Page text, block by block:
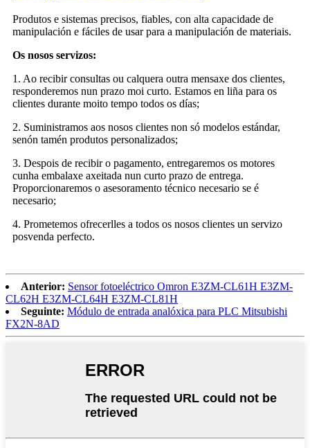
Produtos e sistemas precisos, fiables, con alta capacidade de
manipulación e fáciles de usar para a manipulación de materiais.
Os nosos servizos:
1. Ao recibir consultas ou calquera outra mensaxe dos clientes,
responderemos nun prazo moi curto. Estamos en liña para os
clientes durante moito tempo todos os días;
2. Suministramos aos nosos clientes non só modelos estándar,
senón tamén produtos personalizados;
3. Despois de recibir o pagamento, entregaremos os motores
cunha embalaxe axeitada nun curto prazo de entrega.
Proporcionaremos o asesoramento técnico necesario se é
necesario;
4. Prometemos ofrecerlles a todos os nosos clientes un servizo
posvenda perfecto.
Anterior: Sensor fotoeléctrico Omron E3ZM-CL61H E3ZM-
CL62H E3ZM-CL64H E3ZM-CL81H
Seguinte: Módulo de entrada analóxica para PLC Mitsubishi
FX2N-8AD